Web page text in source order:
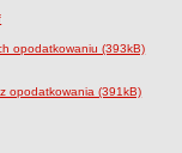
opodatkowaniu (393kB)
opodatkowania (391kB)